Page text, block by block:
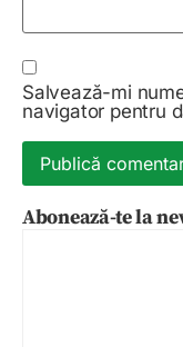
Salvează-mi
navigator pentru
Abonează-te la